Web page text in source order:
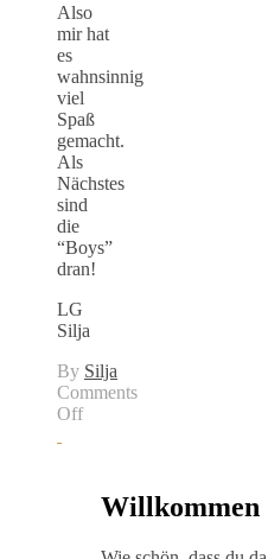
Also
mir hat
es
wahnsinnig
viel
Spaß
gemacht.
Als
Nächstes
sind
die
“Boys”
dran!
LG
Silja
By Silja
Comments
Offon
UndWillkommen